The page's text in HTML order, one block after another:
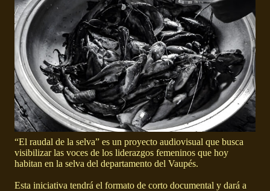
“El raudal de la selva” es un proyecto audiovisual que busca
visibilizar las voces de los liderazgos femeninos que hoy
habitan en la selva del departamento del Vaupés.
Esta iniciativa tendrá el formato de corto documental y dará a